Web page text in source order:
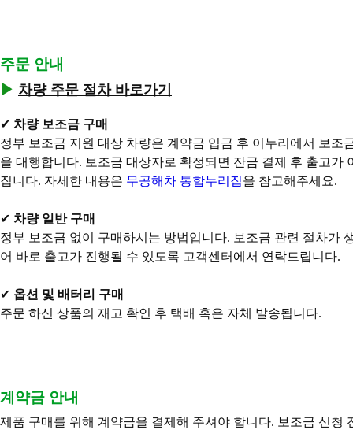
주문 안내
▶ 차량 주문 절차 바로가기
✔ 차량 보조금 구매
정부 보조금 지원 대상 차량은 계약금 입금 후 이누리에서 보조
을 대행합니다. 보조금 대상자로 확정되면 잔금 결제 후 출고가
집니다. 자세한 내용은 무공해차 통합누리집을 참고해주세요.
✔ 차량 일반 구매
정부 보조금 없이 구매하시는 방법입니다. 보조금 관련 절차가
어 바로 출고가 진행될 수 있도록 고객센터에서 연락드립니다.
✔ 옵션 및 배터리 구매
주문 하신 상품의 재고 확인 후 택배 혹은 자체 발송됩니다.
계약금 안내
제품 구매를 위해 계약금을 결제해 주셔야 합니다. 보조금 신청